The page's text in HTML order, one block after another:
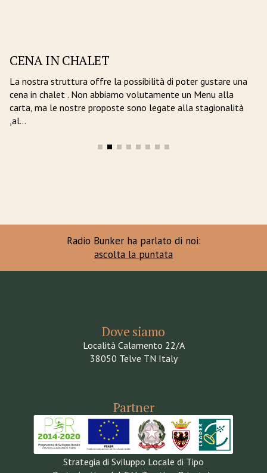
CENA IN CHALET
La nostra struttura offre la possibilità di poter gustare una
cena in chalet . Non abbiamo volutamente un Menu alla
carta, ma le nostre proposte sono legate alla stagionalità
,al…
Radio Bunker ha parlato di noi:
ascolta la puntata
Dove siamo
Località Calamento 22/A
38050 Telve TN Italy
Partner
Strategia di Sviluppo Locale di Tipo